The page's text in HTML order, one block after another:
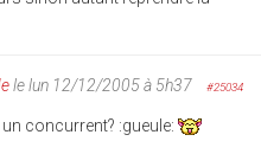
le lun 12/12/2005 à 5h37 #25034
concurrent? :gueule: